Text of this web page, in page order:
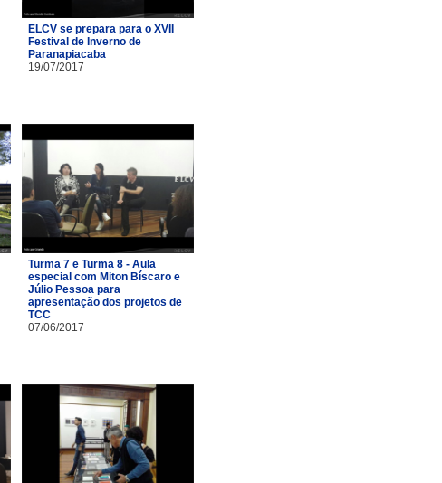
ELCV se prepara para o XVII
Festival de Inverno de
Paranapiacaba
19/07/2017
Turma 7 e Turma 8 - Aula
especial com Miton Bíscaro e
Júlio Pessoa para
apresentação dos projetos de
TCC
07/06/2017